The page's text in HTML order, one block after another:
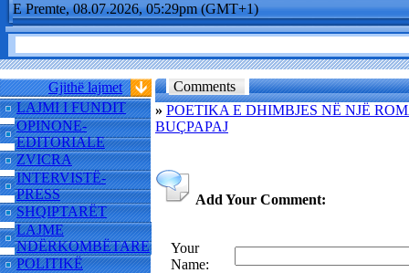
E Premte, 08.07.2026, 05:29pm (GMT+1)
Gjithë lajmet
LAJMI I FUNDIT
OPINONE-
EDITORIALE
ZVICRA
INTERVISTË-
PRESS
SHQIPTARËT
LAJME
NDËRKOMBËTARE
POLITIKË
Comments
» POETIKA E DHIMBJES NË NJË
BUÇPAPAJ
Add Your Comment:
Your
Name: